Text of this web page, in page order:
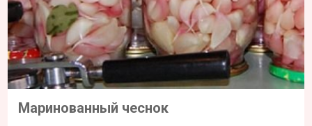
Маринованный чеснок